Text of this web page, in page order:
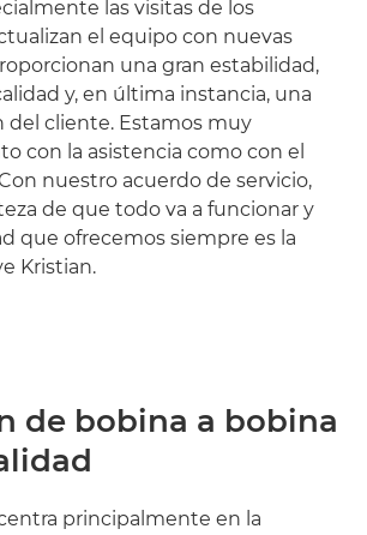
las visitas de los
el equipo con nuevas
una gran estabilidad,
y, en última instancia, una
del cliente. Estamos muy
con la asistencia como con el
nuestro acuerdo de servicio,
de que todo va a funcionar y
que ofrecemos siempre es la
Kristian.
de bobina a bobina
principalmente en la